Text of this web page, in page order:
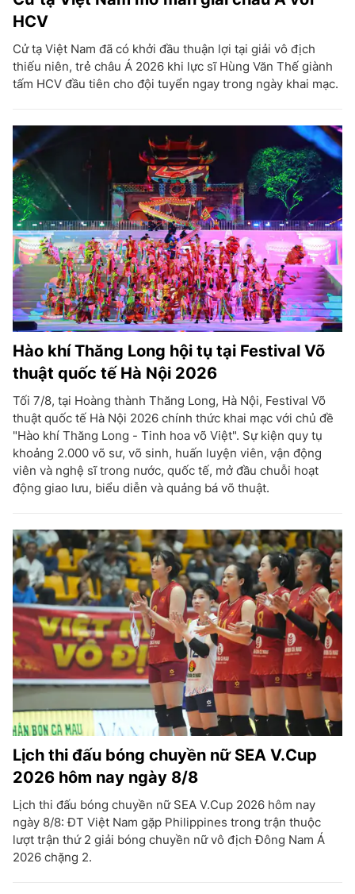
HCV
Cử tạ Việt Nam đã có khởi đầu thuận lợi tại giải vô địch
thiếu niên, trẻ châu Á 2026 khi lực sĩ Hùng Văn Thế giành
tấm HCV đầu tiên cho đội tuyển ngay trong ngày khai mạc.
Hào khí Thăng Long hội tụ tại Festival Võ
thuật quốc tế Hà Nội 2026
Tối 7/8, tại Hoàng thành Thăng Long, Hà Nội, Festival Võ
thuật quốc tế Hà Nội 2026 chính thức khai mạc với chủ đề
"Hào khí Thăng Long - Tinh hoa võ Việt". Sự kiện quy tụ
khoảng 2.000 võ sư, võ sinh, huấn luyện viên, vận động
viên và nghệ sĩ trong nước, quốc tế, mở đầu chuỗi hoạt
động giao lưu, biểu diễn và quảng bá võ thuật.
Lịch thi đấu bóng chuyền nữ SEA V.Cup
2026 hôm nay ngày 8/8
Lịch thi đấu bóng chuyền nữ SEA V.Cup 2026 hôm nay
ngày 8/8: ĐT Việt Nam gặp Philippines trong trận thuộc
lượt trận thứ 2 giải bóng chuyền nữ vô địch Đông Nam Á
2026 chặng 2.